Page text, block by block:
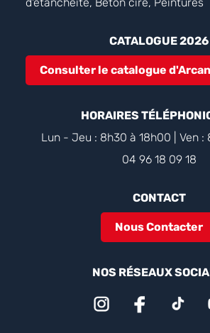
CATALOGUE 2026
Consulter le catalogue
HORAIRES
Lun - Jeu : 8h30 à 18h00 | Ven :
04 96 18 09 18
CONTACT
Nous Contacter
NOS RÉSEAUX